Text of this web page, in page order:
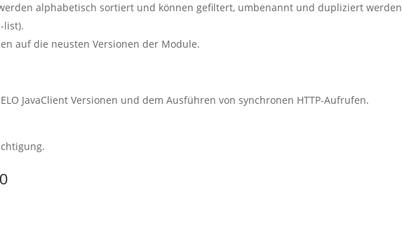
alphabetisch sortiert und können gefiltert, umbenannt und dupliziert werden
list).
auf die neusten Versionen der Module.
JavaClient Versionen und dem Ausführen von synchronen HTTP-Aufrufen.